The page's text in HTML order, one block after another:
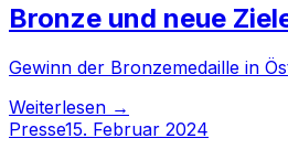
Bronze und neue
Gewinn der Bronzemedaille in
Weiterlesen →
Presse15. Februar 2024